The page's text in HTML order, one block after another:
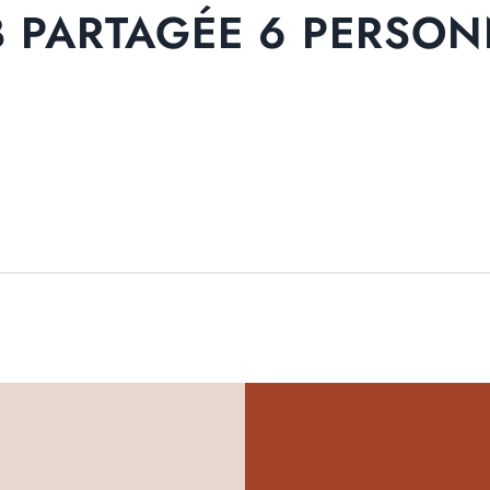
PARTAGÉE 6